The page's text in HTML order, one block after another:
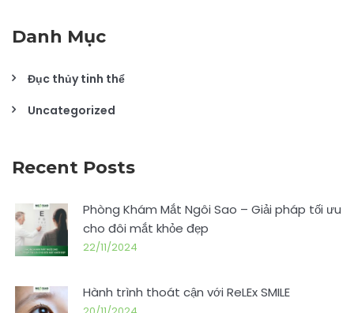
Danh Mục
Đục thủy tinh thể
Uncategorized
Recent Posts
Phòng Khám Mắt Ngôi Sao – Giải pháp tối ưu
cho đôi mắt khỏe đẹp
22/11/2024
Hành trình thoát cận với ReLEx SMILE